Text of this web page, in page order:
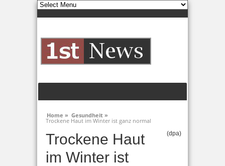
Home » Gesundheit »
Trockene Haut im Winter ist ganz normal
Trockene Haut
im Winter ist
(dpa)